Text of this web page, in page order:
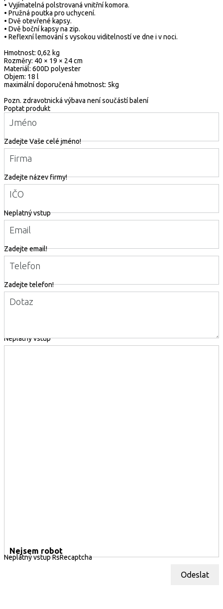
• Vyjímatelná polstrovaná vnitřní komora.
• Pružná poutka pro uchycení.
• Dvě otevřené kapsy.
• Dvě boční kapsy na zip.
• Reflexní lemování s vysokou viditelností ve dne i v noci.
Hmotnost: 0,62 kg
Rozměry: 40 × 19 × 24 cm
Materiál: 600D polyester
Objem: 18 l
maximální doporučená hmotnost: 5kg
Pozn. zdravotnická výbava není součástí balení
Poptat produkt
Jméno
Zadejte Vaše celé jméno!
Firma
Zadejte název firmy!
IČO
Neplatný vstup
Email
Zadejte email!
Telefon
Zadejte telefon!
Dotaz
Neplatný vstup
Nejsem robot
Neplatný vstup RsRecaptcha
Odeslat